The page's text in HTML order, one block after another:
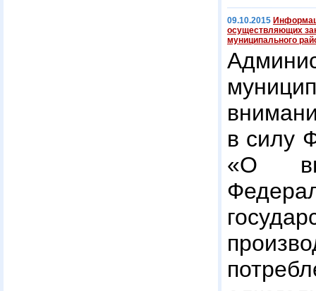
09.10.2015
осуществляющих
муниципального
в силу
«О